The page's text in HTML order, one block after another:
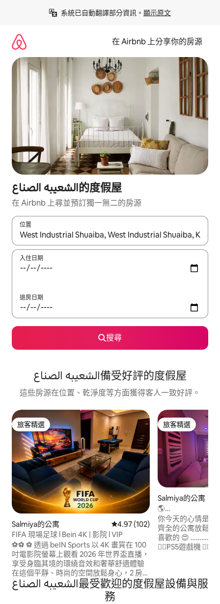
系統已自動翻譯部分資訊。 顯示原文
在 Airbnb 上分享你的房源
الشعيبه الصناع的度假屋
在 Airbnb 上尋並預訂獨一無二的房源
位置
如有搜尋結果，瀏覽內容時請使用上下箭頭，或輕點、滑動裝置。
入住日期
退房日期
搜尋
الشعيبه الصناع備受好評的度假屋
這些房源在位置、乾淨度等方面獲得客人一致好評。
旅客精選
旅客精選
Salmiya的公寓 從 102 則評價中獲得 4.97 的平
4.97 (102)
FIFA 現場足球 l Bein 4K | 影院 l VIP
⚽️⚽️ ⚽ 透過 beIN Sports 以 4K 畫質在 100
吋電影院螢幕上觀看 2026 年世界盃直播，
享受身臨其境的環繞音效和奢華舒適體驗
在這個平靜、時尚的空間放鬆身心，2 房公
寓，設備齊全⚽️⚽️⚽️ ✅ 100 吋 QLED 電視 -
🎥 ✅ SONY HTA9 DOLBY ATMOS 喇叭 ✅
旅客精選
旅客精選
Salmiya的公寓
🌎
Hue 💡
你今天的心情是
齊全的公寓放鬆身
喜歡的 😍 ………………………. 配備熱門遊戲的
👉🏼PS5遊戲機
備👉🏼65吋LG 4K電
الشعيبه الصناع最受歡迎的度假屋設備與服
務